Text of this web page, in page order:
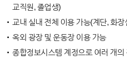
교직원, 졸업생)
교내 실내 전체 이용 가능(계단, 화
옥외 광장 및 운동장 이용 가능
종합정보시스템 계정으로 여러 개의